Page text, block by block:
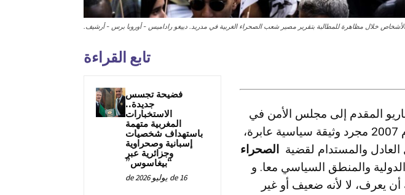
خلال مظاهرة للمطالبة بتقرير مصير شعب الصحراء الغربية في مدريد. دييغو راداميس - أوروبا برس - أرشيف.
تابع القراءة
فضيحة تجسس
جديدة..
الاستخبارات
المغربية متهمة
باستهداف شخصيات
إسبانية وصحراوية
وجزائرية عبر
“بيغاسوس”
16 de يوليو de 2026
المقدم إلى مجلس الأمن في
السادس عشر من أبريل عام 2007 مجرد وثيقة سياسية عابرة،
العادل والمستدام لقضية
الصحراء
والمنطق السياسي معا. و
يعرف، لا لأنه ضعيف أو غير